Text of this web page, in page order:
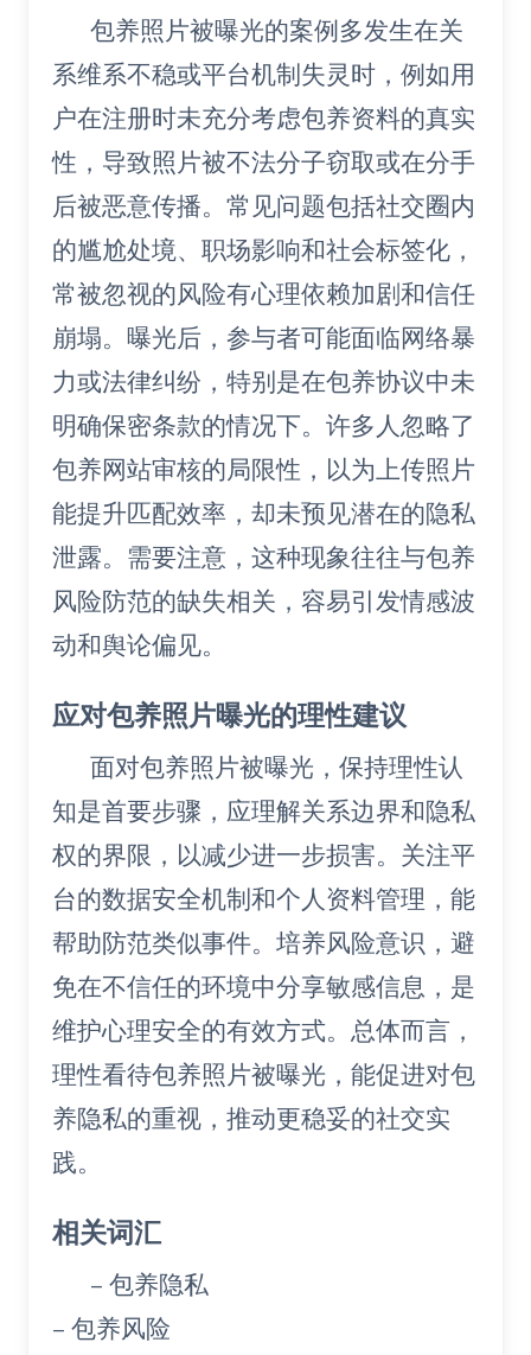
包养照片被曝光的案例多发生在关
系维系不稳或平台机制失灵时，例如用
户在注册时未充分考虑包养资料的真实
性，导致照片被不法分子窃取或在分手
后被恶意传播。常见问题包括社交圈内
的尴尬处境、职场影响和社会标签化，
常被忽视的风险有心理依赖加剧和信任
崩塌。曝光后，参与者可能面临网络暴
力或法律纠纷，特别是在包养协议中未
明确保密条款的情况下。许多人忽略了
包养网站审核的局限性，以为上传照片
能提升匹配效率，却未预见潜在的隐私
泄露。需要注意，这种现象往往与包养
风险防范的缺失相关，容易引发情感波
动和舆论偏见。
应对包养照片曝光的理性建议
面对包养照片被曝光，保持理性认
知是首要步骤，应理解关系边界和隐私
权的界限，以减少进一步损害。关注平
台的数据安全机制和个人资料管理，能
帮助防范类似事件。培养风险意识，避
免在不信任的环境中分享敏感信息，是
维护心理安全的有效方式。总体而言，
理性看待包养照片被曝光，能促进对包
养隐私的重视，推动更稳妥的社交实
践。
相关词汇
– 包养隐私
– 包养风险